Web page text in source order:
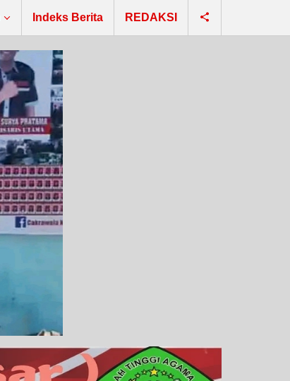
Indeks Berita REDAKSI